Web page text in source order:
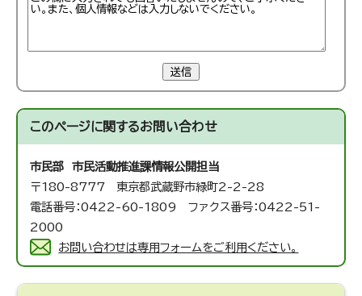
送信
このページに関するお問い合わせ
市民部 市民活動推進課情報公開担当
〒180-8777 東京都武蔵野市緑町2-2-28
電話番号：0422-60-1809 ファクス番号：0422-51-
2000
お問い合わせは専用フォームをご利用ください。